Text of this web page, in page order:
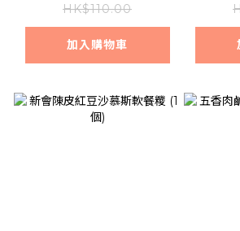
HK$110.00
加入購物車